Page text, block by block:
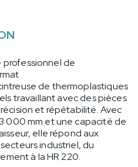
professionnel de
de thermoplastiques
travaillant avec des pièces
et répétabilité. Avec
000 mm et une capacité de
elle répond aux
industriel, du
à la HR 220.